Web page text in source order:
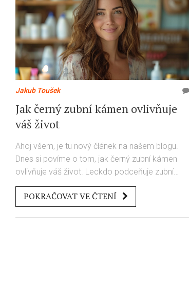
Jakub Toušek
Jak černý zubní kámen ovlivňuje
váš život
Ahoj všem, je tu nový článek na našem blogu.
Dnes si povíme o tom, jak černý zubní kámen
ovlivňuje váš život. Leckdo podceňuje zubní
hygienu, ale co když vám řeknu, že by vám mohla
zlepšit život? Zjistěte, jak černý zubní kámen
ovlivňuje váš každodenní život, a jak mu
POKRAČOVAT VE ČTENÍ